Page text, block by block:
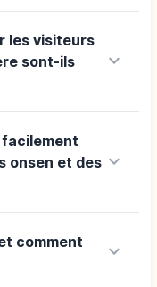
les visiteurs
sont-ils
keyboard_arrow_down
onsen et des keyboard_arrow_down
comment
keyboard_arrow_down